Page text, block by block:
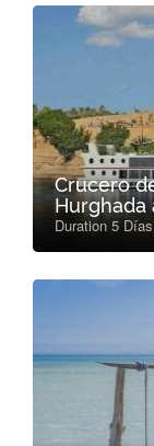
Crucero
Hurghada
Duration 5